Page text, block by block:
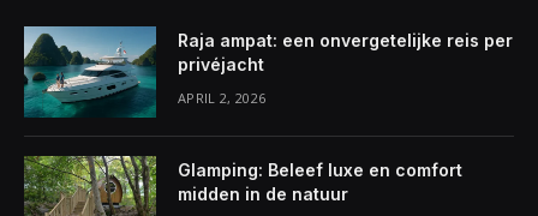
Raja ampat: een onvergetelijke reis per
privéjacht
APRIL 2, 2026
Glamping: Beleef luxe en comfort
midden in de natuur